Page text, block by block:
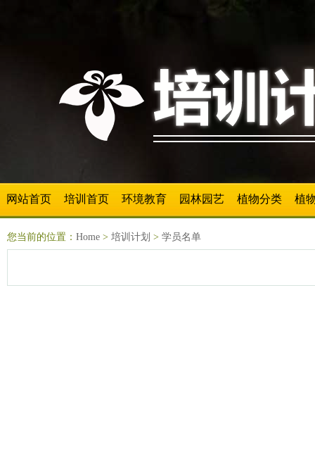
网站首页 培训首页 环境教育 园林园艺 植物分类 植
您当前的位置： Home > 培训计划 > 学员名单